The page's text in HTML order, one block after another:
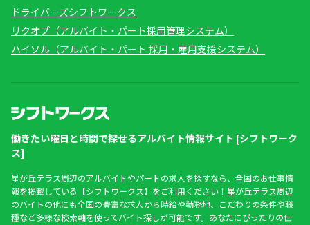
ドライバーズシフトワークス
リクオプ（アルバイト・パート採用管理システム）
ハイソル（アルバイト・パート 採用・雇用支援システム）
働きたい曜日と時間で探せるアルバイト情報サイト [シフトワーク
ス]
星が丘テラス周辺のアルバイトやパートの求人を探すなら、全国のお仕事情
報を掲載している【シフトワークス】をご利用ください！星が丘テラス周辺
のバイトの他にも全国の豊富な求人から時給や勤務地、こだわりの条件や職
種など多様な検索軸を使ってバイト探しが可能です。あなたにぴったりの仕